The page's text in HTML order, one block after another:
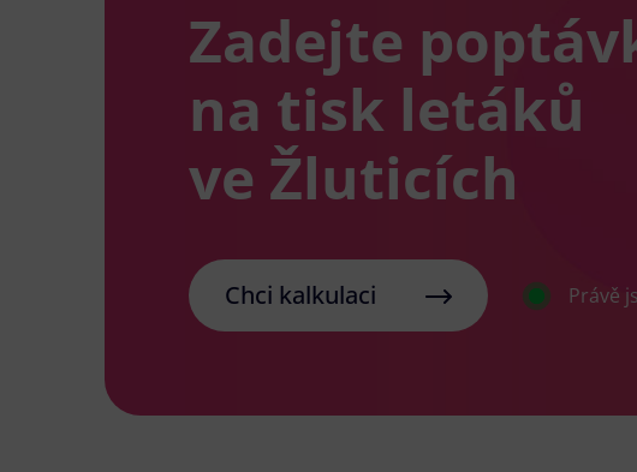
Zadejte
na tisk letáků
ve Žluticích
Chci kalkulaci Právě